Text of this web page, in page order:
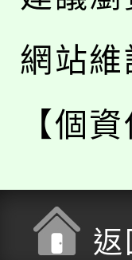
網站維
【個
返